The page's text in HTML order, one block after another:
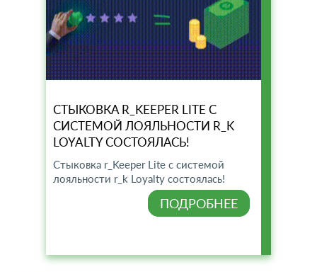
СТЫКОВКА R_KEEPER LITE С
СИСТЕМОЙ ЛОЯЛЬНОСТИ R_K
LOYALTY СОСТОЯЛАСЬ!
Стыковка r_Keeper Lite с системой
лояльности r_k Loyalty состоялась!
ПОДРОБНЕЕ